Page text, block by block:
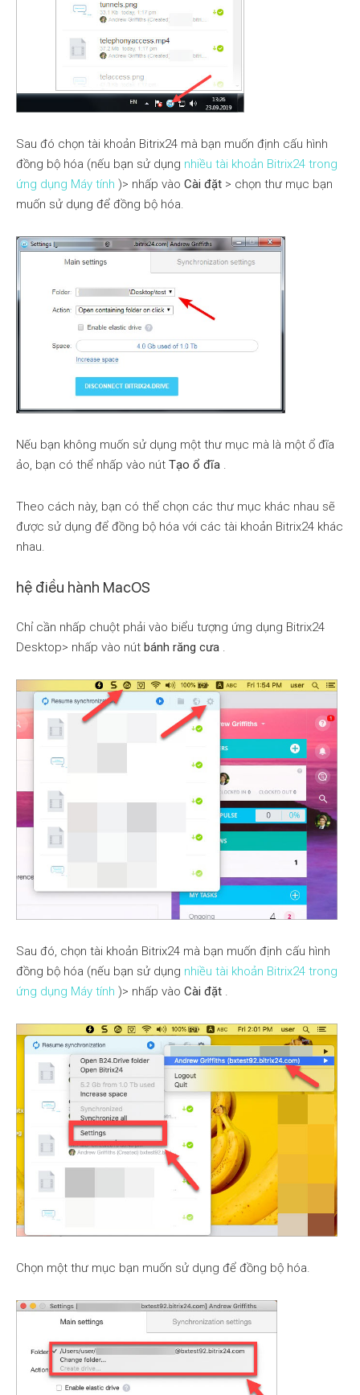
Sau đó chọn tài khoản Bitrix24 mà bạn muốn định cấu hình
đồng bộ hóa (nếu bạn sử dụng nhiều tài khoản Bitrix24 trong
ứng dụng Máy tính )> nhấp vào Cài đặt > chọn thư mục bạn
muốn sử dụng để đồng bộ hóa.
Nếu bạn không muốn sử dụng một thư mục mà là một ổ đĩa
ảo, bạn có thể nhấp vào nút Tạo ổ đĩa
Theo cách này, bạn có thể chọn các thư mục khác nhau sẽ
được sử dụng để đồng bộ hóa với các tài khoản Bitrix24 khác
nhau.
hệ điều hành MacOS
Chỉ cần nhấp chuột phải vào biểu tượng ứng dụng Bitrix24
Desktop> nhấp vào nút bánh răng cưa
Sau đó, chọn tài khoản Bitrix24 mà bạn muốn định cấu hình
đồng bộ hóa (nếu bạn sử dụng nhiều tài khoản Bitrix24 trong
ứng dụng Máy tính )> nhấp vào Cài đặt .
Chọn một thư mục bạn muốn sử dụng để đồng bộ hóa.